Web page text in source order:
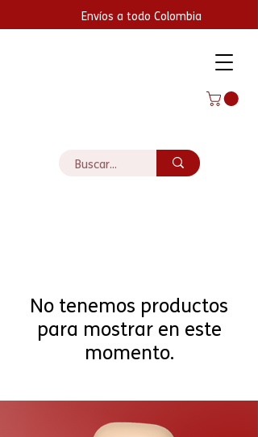
Envíos a todo Colombia
No tenemos productos
para mostrar en este
momento.